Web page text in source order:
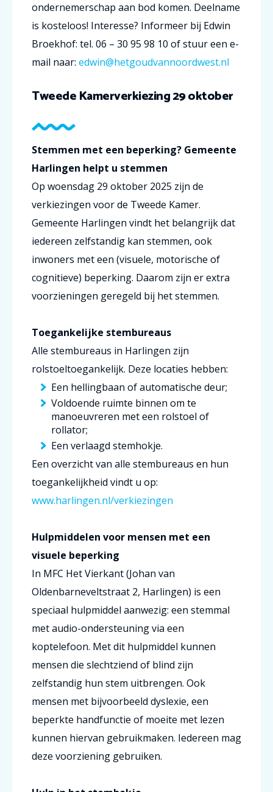
ondernemerschap aan bod komen. Deelname
is kosteloos! Interesse? Informeer bij Edwin
Broekhof: tel. 06 – 30 95 98 10 of stuur een e-
mail naar: edwin@hetgoudvannoordwest.nl
Tweede Kamerverkiezing 29 oktober
Stemmen met een beperking? Gemeente
Harlingen helpt u stemmen
Op woensdag 29 oktober 2025 zijn de
verkiezingen voor de Tweede Kamer.
Gemeente Harlingen vindt het belangrijk dat
iedereen zelfstandig kan stemmen, ook
inwoners met een (visuele, motorische of
cognitieve) beperking. Daarom zijn er extra
voorzieningen geregeld bij het stemmen.
Toegankelijke stembureaus
Alle stembureaus in Harlingen zijn
rolstoeltoegankelijk. Deze locaties hebben:
Een hellingbaan of automatische deur;
Voldoende ruimte binnen om te
manoeuvreren met een rolstoel of
rollator;
Een verlaagd stemhokje.
Een overzicht van alle stembureaus en hun
toegankelijkheid vindt u op:
www.harlingen.nl/verkiezingen
Hulpmiddelen voor mensen met een
visuele beperking
In MFC Het Vierkant (Johan van
Oldenbarneveltstraat 2, Harlingen) is een
speciaal hulpmiddel aanwezig: een stemmal
met audio-ondersteuning via een
koptelefoon. Met dit hulpmiddel kunnen
mensen die slechtziend of blind zijn
zelfstandig hun stem uitbrengen. Ook
mensen met bijvoorbeeld dyslexie, een
beperkte handfunctie of moeite met lezen
kunnen hiervan gebruikmaken. Iedereen mag
deze voorziening gebruiken.